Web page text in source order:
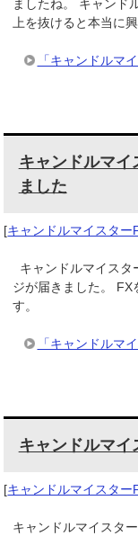
ましたね。 キャンド
上を抜けると本当に
「キャンドルマ
キャンドルマイ
ました
[キャンドルマイスター
キャンドルマイスタ
ジが届きました。
す。
「キャンドルマ
キャンドルマイ
[キャンドルマイスター
キャンドルマイスタ